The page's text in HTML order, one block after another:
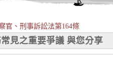
官、刑事訴訟法第164條
見之重要爭議 與您分享